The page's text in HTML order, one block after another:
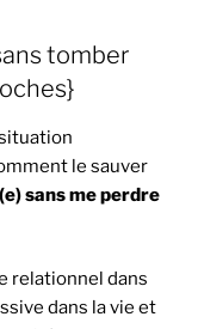
tomber
le sauver
sans me perdre
relationnel dans
dans la vie et